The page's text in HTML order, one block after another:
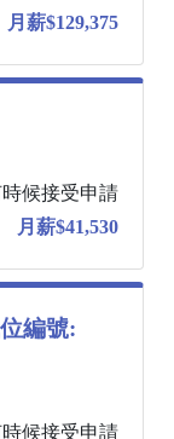
月薪$129,375
候接受申請
月薪$41,530
編號:
候接受申請